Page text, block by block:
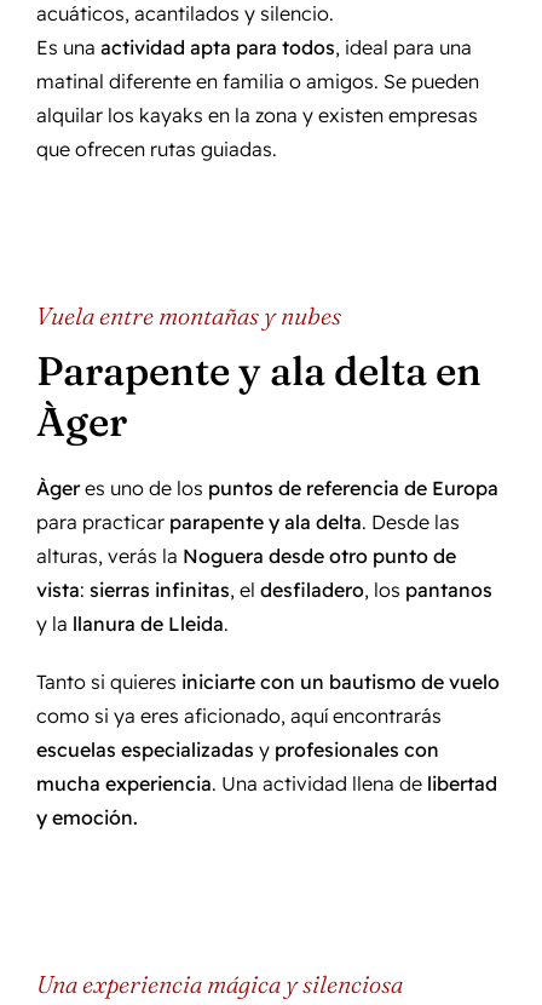
acuáticos, acantilados y silencio.
Es una actividad apta para todos, ideal para una
matinal diferente en familia o amigos. Se pueden
alquilar los kayaks en la zona y existen empresas
que ofrecen rutas guiadas.
Vuela entre montañas y nubes
Parapente y ala delta en
Àger
Àgeres uno de los puntos de referencia de Europa
para practicar parapente y ala delta. Desde las
alturas, verás la Noguera desde otro punto de
vista: sierras infinitas, el desfiladero, los pantanos
y la llanura de Lleida.
Tanto si quieres iniciarte con un bautismo de vuelo
como si ya eres aficionado, aquí encontrarás
escuelas especializadas y profesionales con
mucha experiencia. Una actividad llena de libertad
y emoción.
Una experiencia mágica y silenciosa